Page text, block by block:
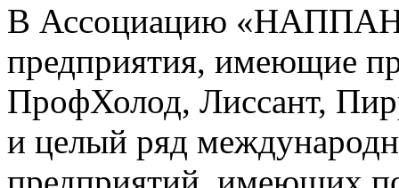
В Ассоциацию «НАППАН»
предприятия, имеющие
ПрофХолод, Лиссант,
и целый ряд